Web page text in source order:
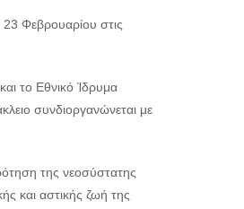
23 Φεβρουαρίου στις
το Εθνικό Ίδρυμα
συνδιοργανώνεται με
της νεοσύστατης
και αστικής ζωή της